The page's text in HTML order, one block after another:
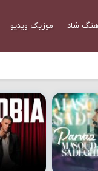
شاد موزیک ویدیو